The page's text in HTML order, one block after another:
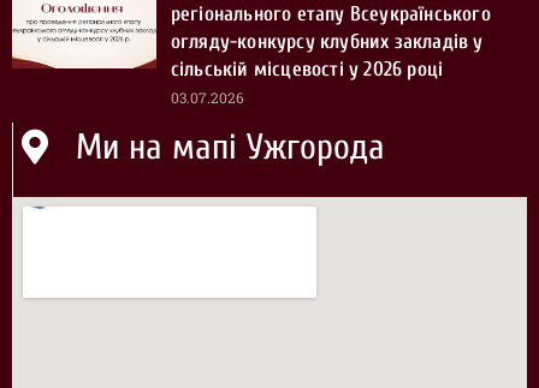
регіонального етапу Всеукраїнського
огляду-конкурсу клубних закладів у
сільській місцевості у 2026 році
03.07.2026
Ми на мапі Ужгорода